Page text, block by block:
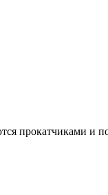
прокатчиками и